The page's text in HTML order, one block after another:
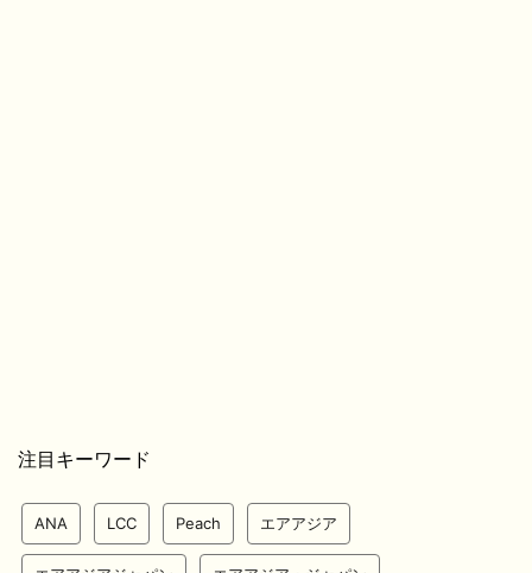
注目キーワード
ANA LCC Peach エアアジア